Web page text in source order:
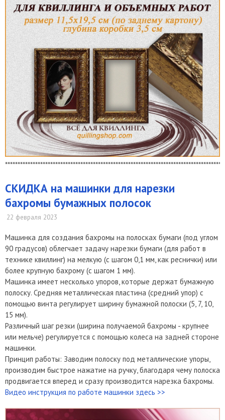
СКИДКА на машинки для нарезки
бахромы бумажных полосок
22 февраля 2023
Машинка для создания бахромы на полосках бумаги (под углом
90 градусов) облегчает задачу нарезки бумаги (для работ в
технике квиллинг) на мелкую (с шагом 0,1 мм, как реснички) или
более крупную бахрому (с шагом 1 мм).
Машинка имеет несколько упоров, которые держат бумажную
полоску. Средняя металлическая пластина (средний упор) с
помощью винта регулирует ширину бумажной полоски (5, 7, 10,
15 мм).
Различный шаг резки (ширина получаемой бахромы - крупнее
или мельче) регулируется с помощью колеса на задней стороне
машинки.
Принцип работы: Заводим полоску под металлические упоры,
производим быстрое нажатие на ручку, благодаря чему полоска
продвигается вперед и сразу производится нарезка бахромы.
Видео инструкция по работе машинки здесь >>